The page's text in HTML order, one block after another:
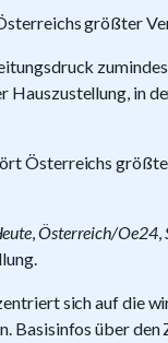
größter
Hauszustellung, in
Österreichs
,Österreich/Oe24,
sich auf die
Basisinfos über